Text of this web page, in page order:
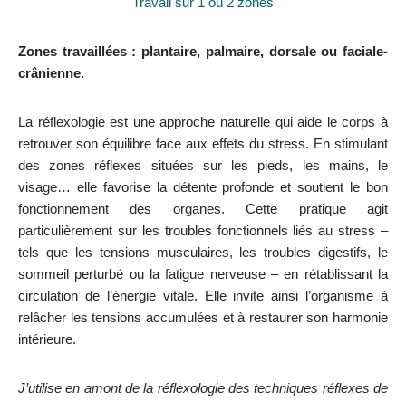
Zones travaillées : plantaire, palmaire, dorsale ou faciale-
crânienne.
La réflexologie est une approche naturelle qui aide le corps à
retrouver son équilibre face aux effets du stress. En stimulant
des zones réflexes situées sur les pieds, les mains, le
visage… elle favorise la détente profonde et soutient le bon
fonctionnement des organes. Cette pratique agit
particulièrement sur les troubles fonctionnels liés au stress –
tels que les tensions musculaires, les troubles digestifs, le
sommeil perturbé ou la fatigue nerveuse – en rétablissant la
circulation de l’énergie vitale. Elle invite ainsi l’organisme à
relâcher les tensions accumulées et à restaurer son harmonie
intérieure.
J’utilise en amont de la réflexologie des techniques réflexes de